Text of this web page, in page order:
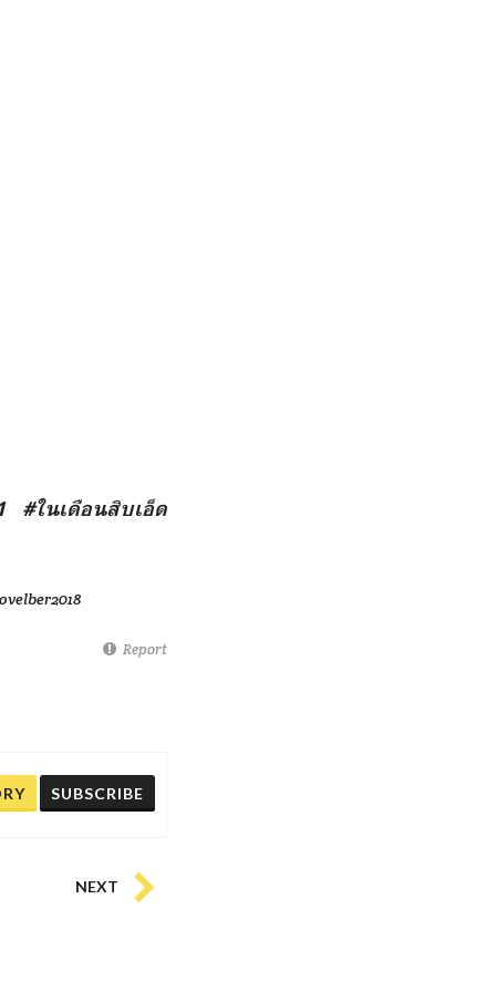
#ในเดือนสิบเอ็ด
Report
SUBSCRIBE
NEXT